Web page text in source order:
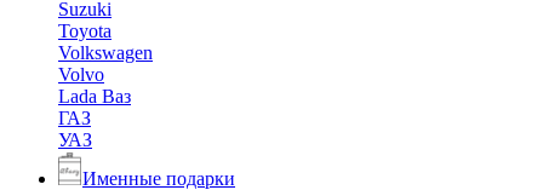
Suzuki
Toyota
Volkswagen
Volvo
Lada Ваз
ГАЗ
УАЗ
Именные подарки